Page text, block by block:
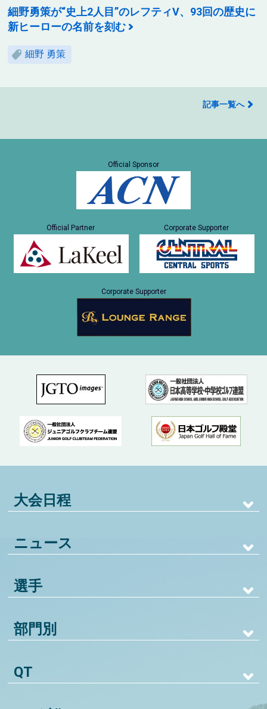
細野勇策が“史上2人目”のレフティV、93回の歴史に
新ヒーローの名前を刻む
細野 勇策
記事一覧へ
Official Sponsor
Official Partner Corporate Supporter
Corporate Supporter
大会日程
ニュース
選手
部門別
QT